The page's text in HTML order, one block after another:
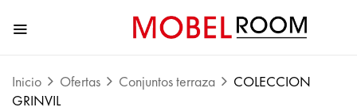
Inicio Ofertas Conjuntos terraza
COLECCION
GRINVIL